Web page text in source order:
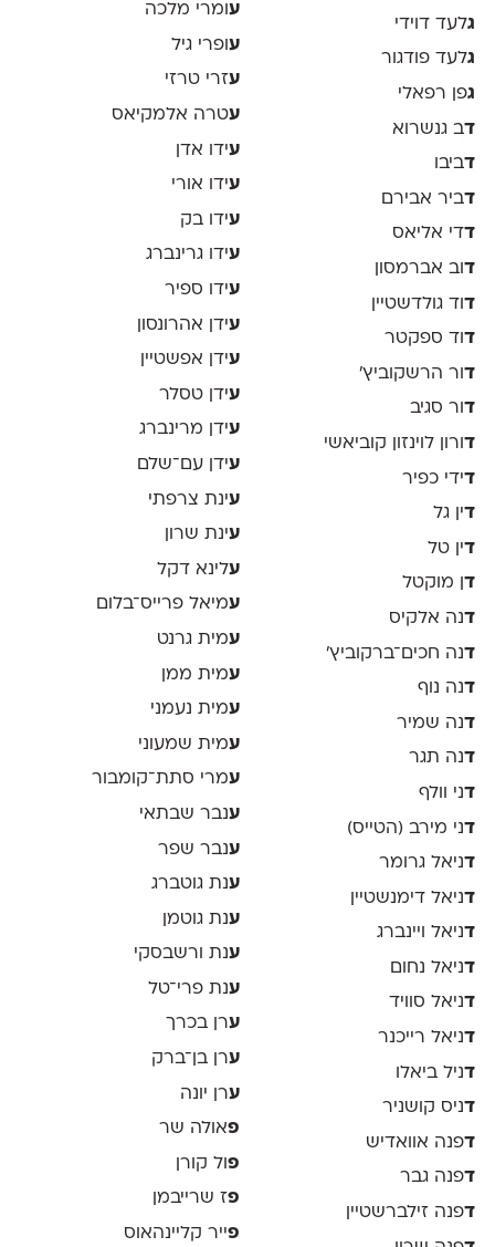
גלעד דוידי
גלעד פודגור
גפן רפאלי
דב גנשרוא
דביבו
דביר אבירם
דדי אליאס
דוב אברמסון
דוד גולדשטיין
דוד ספקטר
דור הרשקוביץ׳
דור סגיב
דורון לוינזון קוביאשי
דידי כפיר
דין גל
דין טל
דן מוקטל
דנה אלקיס
דנה חכים־ברקוביץ׳
דנה נוף
דנה שמיר
דנה תגר
דני וולף
דני מירב (הטייס)
דניאל גרומר
דניאל דימנשטיין
דניאל ויינברג
דניאל נחום
דניאל סוויד
דניאל רייכנר
דניל ביאלו
דניס קושניר
דפנה אוואדיש
דפנה גבר
דפנה זילברשטיין
עומרי מלכה
ע ופרי גיל
עזרי טרזי
עטרה אלמקיאס
עידו אדן
עידו אורי
עידו בק
עידו גרינברג
עידו ספיר
עידן אהרונסון
עידן אפשטיין
עידן טסלר
עידן מרינברג
עידן עם־שלם
עינת צרפתי
עינת שרון
עלינא דקל
עמיאל פרייס־בלום
עמית גרנט
עמית ממן
עמית נעמני
עמית שמעוני
עמרי סתת־קומבור
ענבר שבתאי
ענבר שפר
ענת גוטברג
ענת גוטמן
ענת ורשבסקי
ענת פרי־טל
ערן בכרך
ערן בן־ברק
ערן יונה
פאולה שר
פ ול קורן
פז שרייבמן
פייר קליינהאוס